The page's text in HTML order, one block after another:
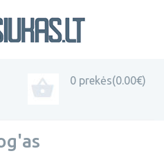
0 prekės(0.00€)